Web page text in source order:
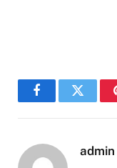
FacebookTwitter
admin